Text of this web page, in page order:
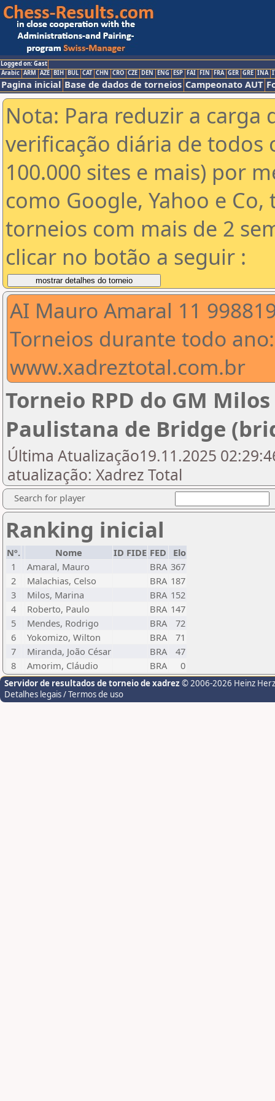
Logged on: Gast
Arabic ARM AZE BIH BUL CAT CHN CRO CZE DEN ENG ESP FAI FIN FRA GER GRE INA
Pagina inicial Base de dados de torneios Campeonato AUT
Nota: Para reduzir a carga
verificação diária de todos
100.000 sites e mais) por
como Google, Yahoo e
torneios com mais de 2
clicar no botão a seguir :
AI Mauro Amaral 11
Torneios durante todo ano:
www.xadreztotal.com.br
Torneio RPD do GM
Paulistana de Bridge
Última Atualização19.11.2025
atualização: Xadrez Total
Search for player
Ranking inicial
Nº. Nome ID FIDE FED
Elo
1
Amaral, Mauro BRA 367
2
Malachias, Celso BRA 187
3
Milos, Marina BRA 152
4
Roberto, Paulo BRA 147
5
Mendes, Rodrigo BRA
72
6
Yokomizo, Wilton BRA
71
7
Miranda, João César BRA
47
8
Amorim, Cláudio BRA 0
Servidor de resultados de torneio de xadrez © 2006-2026 Heinz
Detalhes legais / Termos de uso